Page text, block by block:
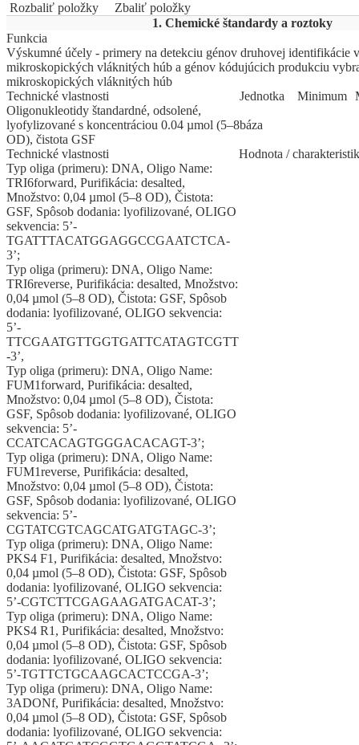
Rozbaliť položky
Zbaliť položky
1. Chemické štandardy a roztoky
Funkcia
Výskumné účely - primery na detekciu génov druhovej identifikácie
mikroskopických vláknitých húb a génov kódujúcich produkciu
mikroskopických vláknitých húb
Technické vlastnosti
Jed­not­ka Mi­ni­mum
Oligonukleotidy štandardné, odsolené,
lyofylizované s koncentráciou 0.04 µmol (5–8
OD), čistota GSF
báza
Technické vlastnosti
Hodnota /
Typ oliga (primeru): DNA, Oligo Name:
TRI6forward, Purifikácia: desalted,
Množstvo: 0,04 µmol (5–8 OD), Čistota:
GSF, Spôsob dodania: lyofilizované, OLIGO
sekvencia: 5’-
TGATTTACATGGAGGCCGAATCTCA-
3’;
Typ oliga (primeru): DNA, Oligo Name:
TRI6reverse, Purifikácia: desalted, Množstvo:
0,04 µmol (5–8 OD), Čistota: GSF, Spôsob
dodania: lyofilizované, OLIGO sekvencia:
5’-
TTCGAATGTTGGTGATTCATAGTCGTT
-3’,
Typ oliga (primeru): DNA, Oligo Name:
FUM1forward, Purifikácia: desalted,
Množstvo: 0,04 µmol (5–8 OD), Čistota:
GSF, Spôsob dodania: lyofilizované, OLIGO
sekvencia: 5’-
CCATCACAGTGGGACACAGT-3’;
Typ oliga (primeru): DNA, Oligo Name:
FUM1reverse, Purifikácia: desalted,
Množstvo: 0,04 µmol (5–8 OD), Čistota:
GSF, Spôsob dodania: lyofilizované, OLIGO
sekvencia: 5’-
CGTATCGTCAGCATGATGTAGC-3’;
Typ oliga (primeru): DNA, Oligo Name:
PKS4 F1, Purifikácia: desalted, Množstvo:
0,04 µmol (5–8 OD), Čistota: GSF, Spôsob
dodania: lyofilizované, OLIGO sekvencia:
5’-CGTCTTCGAGAAGATGACAT-3’;
Typ oliga (primeru): DNA, Oligo Name:
PKS4 R1, Purifikácia: desalted, Množstvo:
0,04 µmol (5–8 OD), Čistota: GSF, Spôsob
dodania: lyofilizované, OLIGO sekvencia:
5’-TGTTCTGCAAGCACTCCGA-3’;
Typ oliga (primeru): DNA, Oligo Name:
3ADONf, Purifikácia: desalted, Množstvo:
0,04 µmol (5–8 OD), Čistota: GSF, Spôsob
dodania: lyofilizované, OLIGO sekvencia: